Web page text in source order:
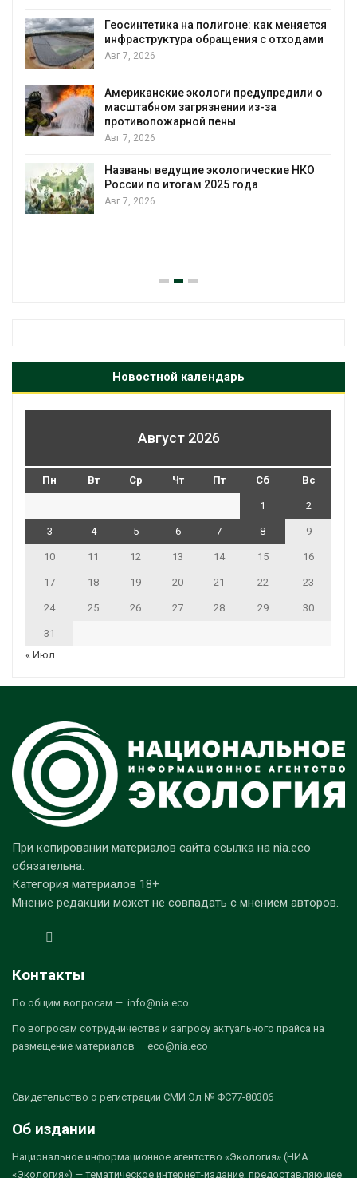
Геосинтетика на полигоне: как меняется
инфраструктура обращения с отходами
Авг 7, 2026
Американские экологи предупредили о
масштабном загрязнении из-за
противопожарной пены
Авг 7, 2026
Названы ведущие экологические НКО
России по итогам 2025 года
Авг 7, 2026
Новостной календарь
Август 2026
Пн Вт Ср Чт Пт Сб Вс
1 2
3 4 5 6 7 8 9
10 11 12 13 14 15 16
17 18 19 20 21 22 23
24 25 26 27 28 29 30
31
« Июл
При копировании материалов сайта ссылка на nia.eco
обязательна.
Категория материалов 18+
Мнение редакции может не совпадать с мнением авторов.
Контакты
По общим вопросам — info@nia.eco
По вопросам сотрудничества и запросу актуального прайса на
размещение материалов — eco@nia.eco
Свидетельство о регистрации СМИ Эл № ФС77-80306
Об издании
Национальное информационное агентство «Экология» (НИА
«Экология») — тематическое интернет-издание, предоставляющее